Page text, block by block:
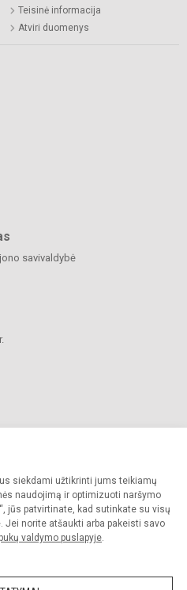
siekdami užtikrinti jums teikiamų
naudojimą ir optimizuoti naršymo
jūs patvirtinate, kad sutinkate su visų
Jei norite atšaukti arba pakeisti savo
valdymo puslapyje.
Teisinė informacija
Atviri duomenys
savivaldybė
mokykla. Visos teisės saugomos.
sutikimo griežtai draudžiama.
Slapukų valdymas